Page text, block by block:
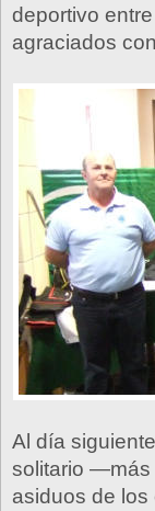
deportivo
agraciados
Al día
solitario —más
asiduos de